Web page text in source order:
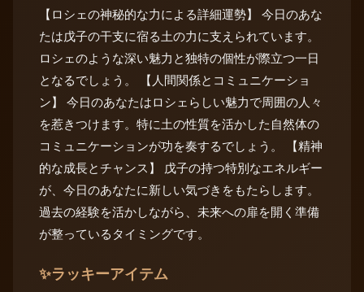
【ロシェの神秘的な力による詳細運勢】 今日のあな
たは戊子の干支に宿る土の力に支えられています。
ロシェのような深い魅力と独特の個性が際立つ一日
となるでしょう。 【人間関係とコミュニケーショ
ン】 今日のあなたはロシェらしい魅力で周囲の人々
を惹きつけます。特に土の性質を活かした自然体の
コミュニケーションが功を奏するでしょう。 【精神
的な成長とチャンス】 戊子の持つ特別なエネルギー
が、今日のあなたに新しい気づきをもたらします。
過去の経験を活かしながら、未来への扉を開く準備
が整っているタイミングです。
✨ラッキーアイテム